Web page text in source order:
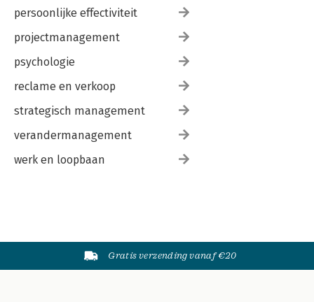
Back-up van catalogus
Catalogi beheren
persoonlijke effectiviteit
projectmanagement
psychologie
reclame en verkoop
strategisch management
verandermanagement
werk en loopbaan
Gratis verzending vanaf €20